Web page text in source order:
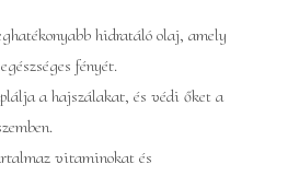
hidratáló olaj, amely
fényét.
a hajszálakat, és védi őket a
vitaminokat és